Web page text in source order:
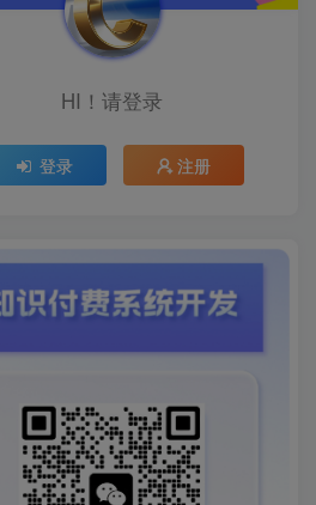
HI！请登录
登录 注册